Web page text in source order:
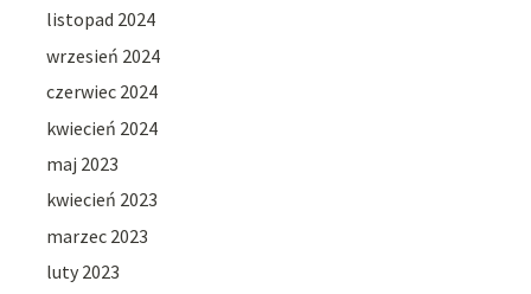
listopad 2024
wrzesień 2024
czerwiec 2024
kwiecień 2024
maj 2023
kwiecień 2023
marzec 2023
luty 2023